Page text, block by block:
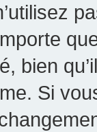
bien
Si